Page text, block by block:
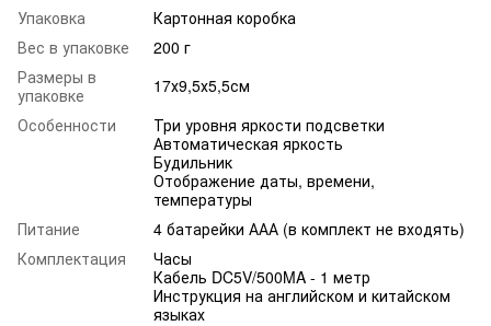
Упаковка
Картонная коробка
Вес в упаковке
200 г
Размеры в
упаковке
17х9,5х5,5см
Особенности
Три уровня яркости подсветки
Автоматическая яркость
Будильник
Отображение даты, времени,
температуры
Питание
4 батарейки ААА (в комплект не входять)
Комплектация
Часы
Кабель DC5V/500MA - 1 метр
Инструкция на английском и китайском
языках